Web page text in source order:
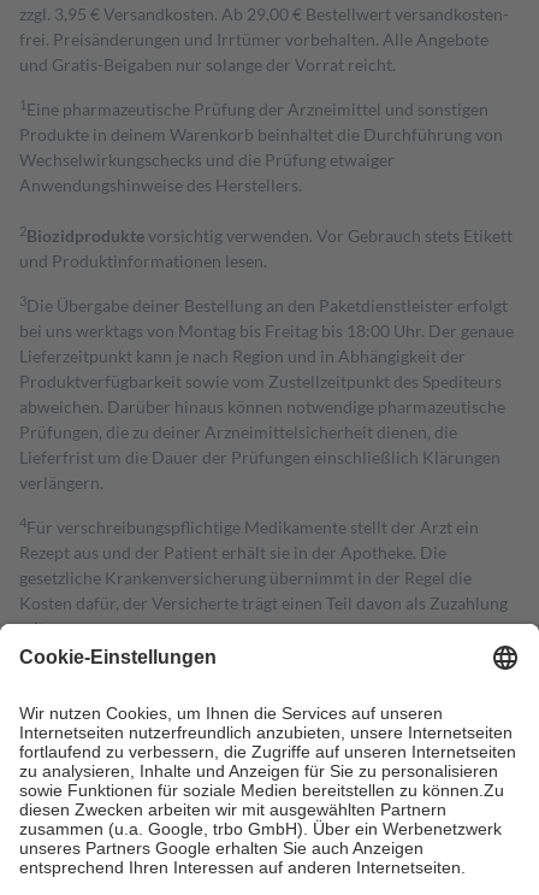
zzgl. 3,95 € Versandkosten. Ab 29,00 € Bestell­wert versand­kosten­
frei. Preisänderungen und Irrtümer vorbehalten. Alle Angebote
und Gratis-Beigaben nur solange der Vorrat reicht.
1 Eine pharmazeutische Prüfung der Arzneimittel und sonstigen
Produkte in deinem Warenkorb beinhaltet die Durchführung von
Wechselwirkungschecks und die Prüfung etwaiger
Anwendungshinweise des Herstellers.
2Biozidproduktevorsichtig verwenden. Vor Gebrauch stets Etikett
und Produktinformationen lesen.
3Die Übergabe deiner Bestellung an den Paketdienstleister erfolgt
bei uns werktags von Montag bis Freitag bis 18:00 Uhr. Der genaue
Lieferzeitpunkt kann je nach Region und in Abhängigkeit der
Produktverfügbarkeit sowie vom Zustellzeitpunkt des Spediteurs
abweichen. Darüber hinaus können notwendige pharmazeutische
Prüfungen, die zu deiner Arzneimittelsicherheit dienen, die
Lieferfrist um die Dauer der Prüfungen einschließlich Klärungen
verlängern.
4Für verschreibungspflichtige Medikamente stellt der Arzt ein
Rezept aus und der Patient erhält sie in der Apotheke. Die
gesetzliche Krankenversicherung übernimmt in der Regel die
Kosten dafür, der Versicherte trägt einen Teil davon als Zuzahlung
mit.
Grundsätzlich leisten Mitglieder Zuzahlungen in Höhe von zehn
höchstens zehn Euro.
Es sind jedoch nie mehr als die tatsächlichen
Kosten der Leistung zu entrichten.
Diese Regeln gelten grundsätzlich auch für Online-Apotheken.
Bei Heilmitteln und häuslicher Krankenpflege beträgt die
Zuzahlung zehn Prozent der Kosten sowie zehn Euro je
Verordnung.
Um das Engagement der Versicherten für ihre eigene Gesundheit zu
stärken und die besondere Stellung der Familie zu unterstützen,